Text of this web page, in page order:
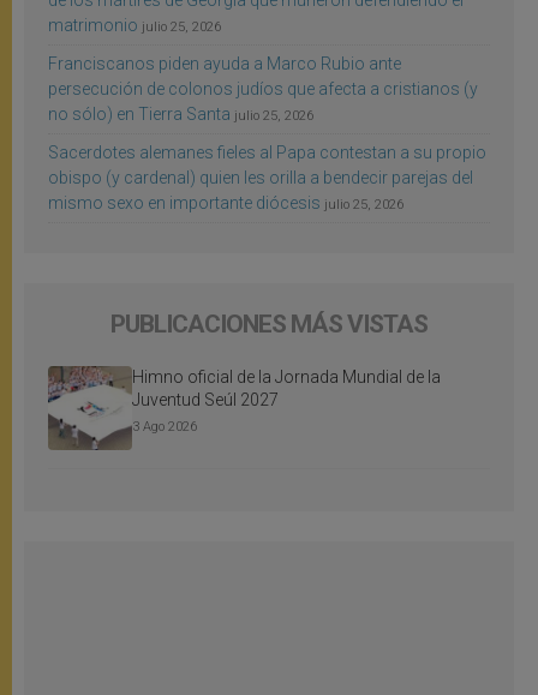
matrimonio julio 25, 2026
Franciscanos piden ayuda a Marco Rubio ante
persecución de colonos judíos que afecta a cristianos (y
no sólo) en Tierra Santa julio 25, 2026
Sacerdotes alemanes fieles al Papa contestan a su propio
obispo (y cardenal) quien les orilla a bendecir parejas del
mismo sexo en importante diócesis julio 25, 2026
PUBLICACIONES MÁS VISTAS
Himno oficial de la Jornada Mundial de la
Juventud Seúl 2027
3 Ago 2026